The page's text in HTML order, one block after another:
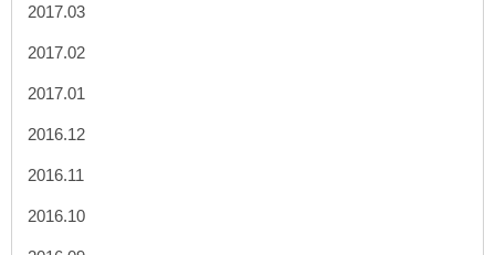
2017.03
2017.02
2017.01
2016.12
2016.11
2016.10